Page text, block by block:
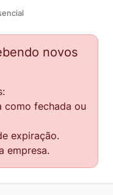
novos
como fechada ou
expiração.
empresa.